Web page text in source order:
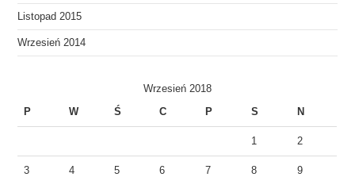
Listopad 2015
Wrzesień 2014
Wrzesień 2018
P W Ś C P S N
1 2
3 4 5 6 7 8 9